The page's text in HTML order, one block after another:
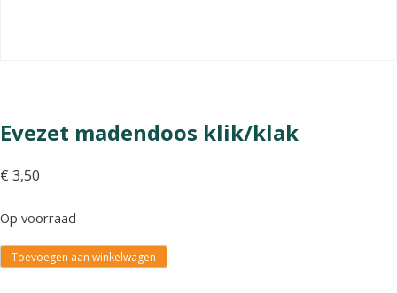
Evezet madendoos klik/klak
€ 3,50
Op voorraad
Toevoegen aan winkelwagen